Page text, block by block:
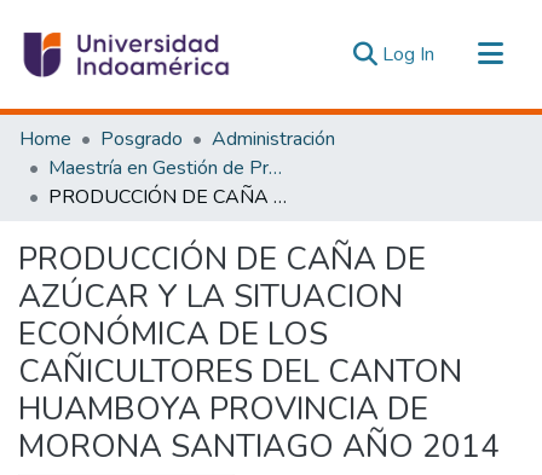
Log In (current)
Communities & Collections
All of DSpace
Statistics
Estadísticas Externas
Home Posgrado
Administración
Maestría en Gestión de Proyectos Socioproductivos
PRODUCCIÓN DE CAÑA DE AZÚCAR Y LA SITUACION ECONÓMICA DE LOS CAÑICULTORES DEL CANTON HUAMBOYA PROVINCIA DE MORONA SANTIAGO AÑO 2014
PRODUCCIÓN DE CAÑA DE
AZÚCAR Y LA SITUACION
ECONÓMICA DE LOS
CAÑICULTORES DEL CANTON
HUAMBOYA PROVINCIA DE
MORONA SANTIAGO AÑO 2014